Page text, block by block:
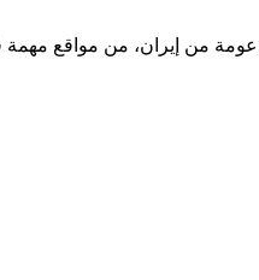
من إيران، من مواقع